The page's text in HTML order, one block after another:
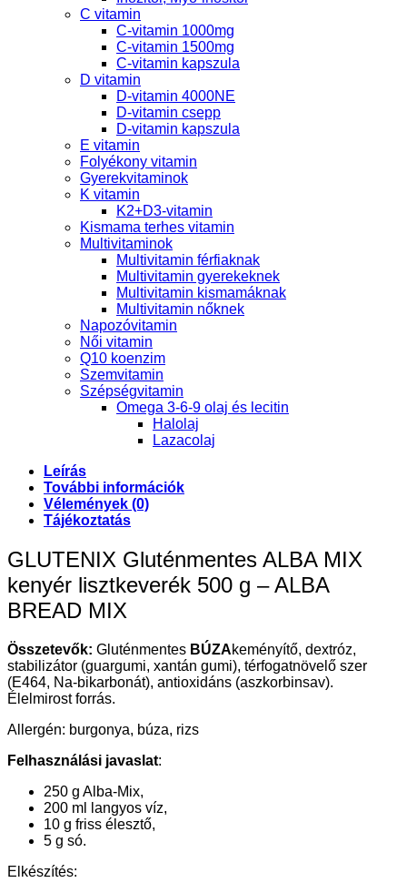
C vitamin
C-vitamin 1000mg
C-vitamin 1500mg
C-vitamin kapszula
D vitamin
D-vitamin 4000NE
D-vitamin csepp
D-vitamin kapszula
E vitamin
Folyékony vitamin
Gyerekvitaminok
K vitamin
K2+D3-vitamin
Kismama terhes vitamin
Multivitaminok
Multivitamin férfiaknak
Multivitamin gyerekeknek
Multivitamin kismamáknak
Multivitamin nőknek
Napozóvitamin
Női vitamin
Q10 koenzim
Szemvitamin
Szépségvitamin
Omega 3-6-9 olaj és lecitin
Halolaj
Lazacolaj
Leírás
További információk
Vélemények (0)
Tájékoztatás
GLUTENIX Gluténmentes ALBA MIX
kenyér lisztkeverék 500 g – ALBA
BREAD MIX
Összetevők: Gluténmentes BÚZAkeményítő, dextróz,
stabilizátor (guargumi, xantán gumi), térfogatnövelő szer
(E464, Na-bikarbonát), antioxidáns (aszkorbinsav).
Élelmirost forrás.
Allergén: burgonya, búza, rizs
Felhasználási javaslat:
250 g Alba-Mix,
200 ml langyos víz,
10 g friss élesztő,
5 g só.
Elkészítés: